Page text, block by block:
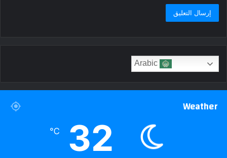
Weather
32
℃